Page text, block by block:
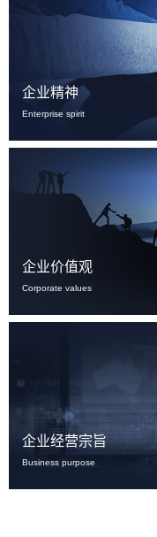
企业精神
Enterprise spirit
企业价值观
Corporate values
企业经营宗旨
Business purpose